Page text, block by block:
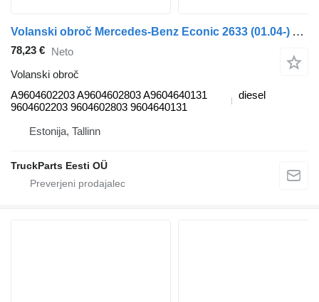
Volanski obroč Mercedes-Benz Econic 2633 (01.04-) A9604602203 za vlačilec Mercedes-Benz Econic (1998-2014)
78,23 € Neto
Volanski obroč
A9604602203 A9604602803 A9604640131
9604602203 9604602803 9604640131
diesel
Estonija, Tallinn
TruckParts Eesti OÜ